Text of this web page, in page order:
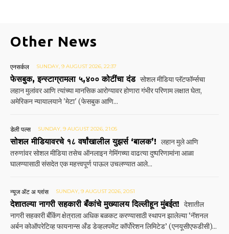
Other News
एनसर्कल SUNDAY, 9 AUGUST 2026, 22:37
फेसबुक, इन्स्टाग्रामला ५,४०० कोटींचा दंड सोशल मीडिया प्लॅटफॉर्म्सचा
लहान मुलांवर आणि त्यांच्या मानसिक आरोग्यावर होणारा गंभीर परिणाम लक्षात घेता,
अमेरिकन न्यायालयाने 'मेटा' (फेसबुक आणि...
डेली पल्स SUNDAY, 9 AUGUST 2026, 21:05
सोशल मीडियावरचे १८ वर्षांखालील युझर्स ‘बालक’! लहान मुले आणि
तरुणांवर सोशल मीडिया तसेच ऑनलाइन गेमिंगच्या वाढत्या दुष्परिणामांना आळा
घालण्यासाठी संसदेत एक महत्त्वपूर्ण पाऊल उचलण्यात आले...
न्यूज ॲट अ ग्लांस SUNDAY, 9 AUGUST 2026, 20:51
देशातल्या नागरी सहकारी बँकांचे मुख्यालय दिल्लीहून मुंबईत! देशातील
नागरी सहकारी बँकिंग क्षेत्राला अधिक बळकट करण्यासाठी स्थापन झालेल्या ‘नॅशनल
अर्बन कोऑपरेटिव्ह फायनान्स अँड डेव्हलपमेंट कॉर्पोरेशन लिमिटेड’ (एनयूसीएफडीसी)...